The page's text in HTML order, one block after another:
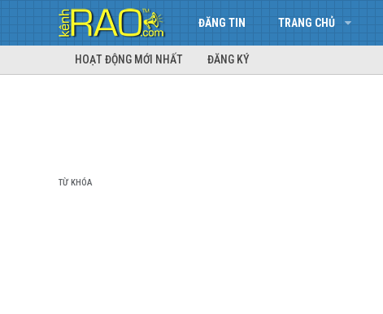
ĐĂNG TIN TRANG CHỦ
HOẠT ĐỘNG MỚI NHẤT ĐĂNG KÝ
TỪ KHÓA